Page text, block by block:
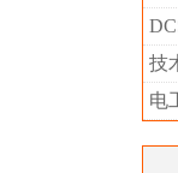
技
电